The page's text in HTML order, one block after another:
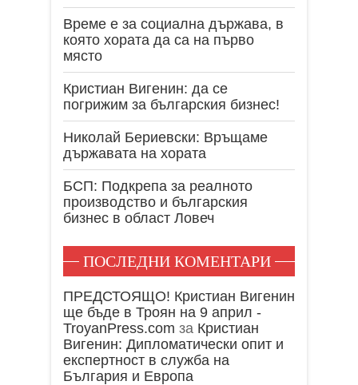
Време е за социална държава, в
която хората да са на първо
място
Кристиан Вигенин: да се
погрижим за българския бизнес!
Николай Бериевски: Връщаме
държавата на хората
БСП: Подкрепа за реалното
производство и българския
бизнес в област Ловеч
ПОСЛЕДНИ КОМЕНТАРИ
ПРЕДСТОЯЩО! Кристиан Вигенин
ще бъде в Троян на 9 април -
TroyanPress.com за Кристиан
Вигенин: Дипломатически опит и
експертност в служба на
България и Европа